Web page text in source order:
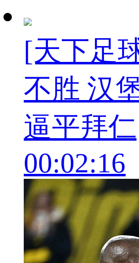
[天下足
不胜 汉
逼平拜仁
00:02:16